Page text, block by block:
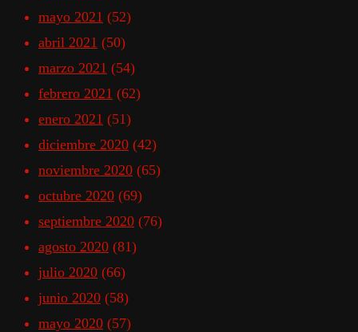
mayo 2021 (52)
abril 2021 (50)
marzo 2021 (54)
febrero 2021 (62)
enero 2021 (51)
diciembre 2020 (42)
noviembre 2020 (65)
octubre 2020 (69)
septiembre 2020 (76)
agosto 2020 (81)
julio 2020 (66)
junio 2020 (58)
mayo 2020 (57)